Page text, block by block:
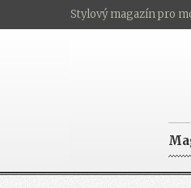
Stylový magazín pro